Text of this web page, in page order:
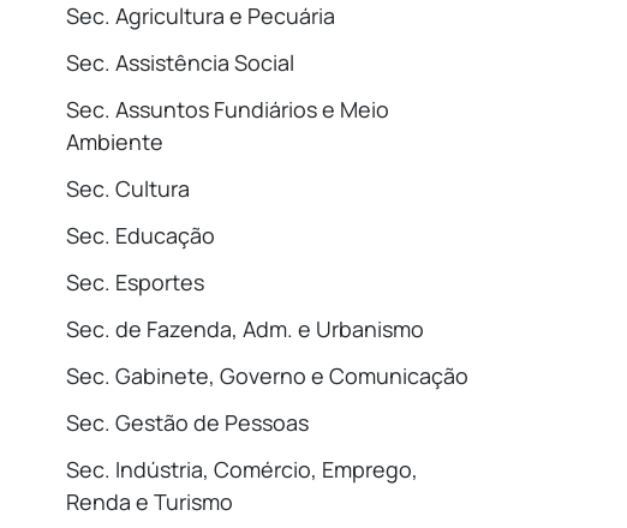
Sec. Agricultura e Pecuária
Sec. Assistência Social
Sec. Assuntos Fundiários e Meio
Ambiente
Sec. Cultura
Sec. Educação
Sec. Esportes
Sec. de Fazenda, Adm. e Urbanismo
Sec. Gabinete, Governo e Comunicação
Sec. Gestão de Pessoas
Sec. Indústria, Comércio, Emprego,
Renda e Turismo